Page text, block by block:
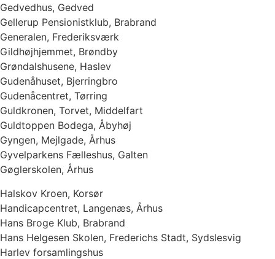
Gedvedhus, Gedved
Gellerup Pensionistklub, Brabrand
Generalen, Frederiksværk
Gildhøjhjemmet, Brøndby
Grøndalshusene, Haslev
Gudenåhuset, Bjerringbro
Gudenåcentret, Tørring
Guldkronen, Torvet, Middelfart
Guldtoppen Bodega, Åbyhøj
Gyngen, Mejlgade, Århus
Gyvelparkens Fælleshus, Galten
Gøglerskolen, Århus
Halskov Kroen, Korsør
Handicapcentret, Langenæs, Århus
Hans Broge Klub, Brabrand
Hans Helgesen Skolen, Frederichs Stadt, Sydslesvig
Harlev forsamlingshus